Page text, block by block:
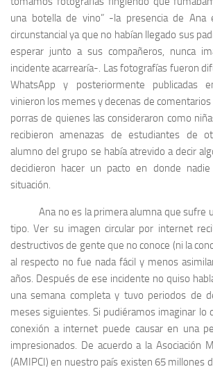
una botella de vino” -la presencia de Ana
circunstancial ya que no habían llegado sus
esperar junto a sus compañeros, nunca
incidente acarrearía-. Las fotografías fueron
WhatsApp y posteriormente publicadas
vinieron los memes y decenas de comentarios
porras de quienes las consideraron como
recibieron amenazas de estudiantes de
alumno del grupo se había atrevido a decir
decidieron hacer un pacto en donde
situación.
Ana no es la primera alumna que sufre
tipo. Ver su imagen circular por internet
destructivos de gente que no conoce (ni la
al respecto no fue nada fácil y menos
años. Después de ese incidente no quiso
una semana completa y tuvo periodos de
meses siguientes. Si pudiéramos imaginar lo
conexión a internet puede causar en una
impresionados. De acuerdo a la Asociación
(AMIPCI) en nuestro país existen 65 millones